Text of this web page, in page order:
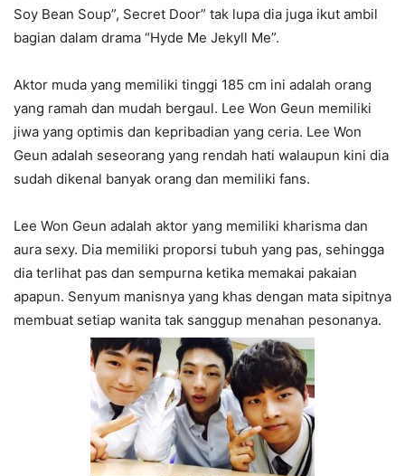
Soy Bean Soup”, Secret Door” tak lupa dia juga ikut ambil
bagian dalam drama “Hyde Me Jekyll Me”.
Aktor muda yang memiliki tinggi 185 cm ini adalah orang
yang ramah dan mudah bergaul. Lee Won Geun memiliki
jiwa yang optimis dan kepribadian yang ceria. Lee Won
Geun adalah seseorang yang rendah hati walaupun kini dia
sudah dikenal banyak orang dan memiliki fans.
Lee Won Geun adalah aktor yang memiliki kharisma dan
aura sexy. Dia memiliki proporsi tubuh yang pas, sehingga
dia terlihat pas dan sempurna ketika memakai pakaian
apapun. Senyum manisnya yang khas dengan mata sipitnya
membuat setiap wanita tak sanggup menahan pesonanya.